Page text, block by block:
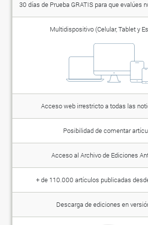
30 días de Prueba GRATIS para que evalúes
Multidispositivo (Celular, Tablet y
Acceso web irrestricto a todas las
Posibilidad de comentar
Acceso al Archivo de Ediciones
+ de 110.000 artículos publicadas
Descarga de ediciones en